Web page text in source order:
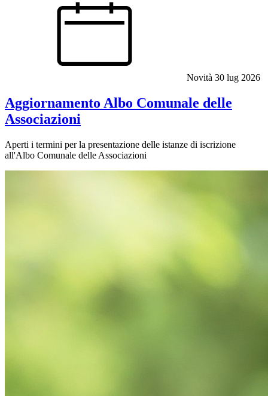
Novità 30 lug 2026
Aggiornamento Albo Comunale delle
Associazioni
Aperti i termini per la presentazione delle istanze di iscrizione
all'Albo Comunale delle Associazioni